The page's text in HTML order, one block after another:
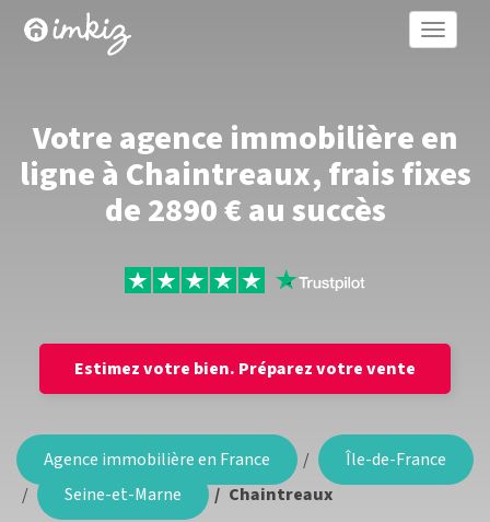
Toggle
Votre agence immobilière en
ligne à Chaintreaux, frais fixes
de 2890 € au succès
Estimez votre bien. Préparez votre vente
Agence immobilière en France
Île-de-France
Seine-et-Marne
Chaintreaux